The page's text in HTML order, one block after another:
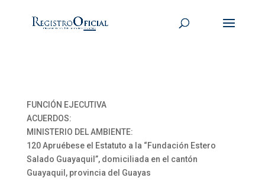
FUNCIÓN EJECUTIVA
ACUERDOS:
MINISTERIO DEL AMBIENTE:
120 Apruébese el Estatuto a la “Fundación Estero
Salado Guayaquil”, domiciliada en el cantón
Guayaquil, provincia del Guayas